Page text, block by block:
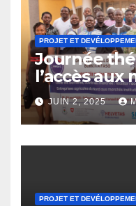
PROJET ET
Journée
l’accès aux
entreprises
région du
JUIN 2, 2025
PROJET ET